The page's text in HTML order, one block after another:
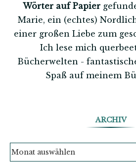
Wörter auf Papier
Marie, ein (echtes)
einer großen Liebe zum
Ich lese mich
Bücherwelten -
Spaß auf meinem
ARCHIV